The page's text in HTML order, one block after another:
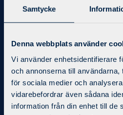
Samtycke
Denna webbplats använder
Vi använder enhetsidentifierare
och annonserna till användarna,
för sociala medier och
vidarebefordrar även sådana
information från din enhet till de
Bli
Kontakt
Regler och